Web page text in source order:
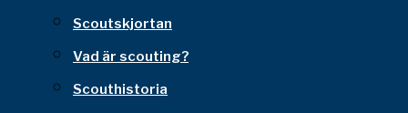
Scoutskjortan
Vad är scouting?
Scouthistoria